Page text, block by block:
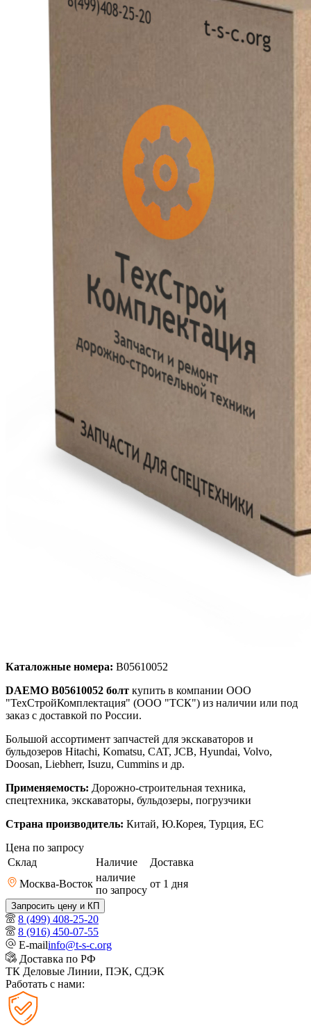
Каталожные номера: B05610052
DAEMO B05610052 болт купить в компании ООО
"ТехСтройКомплектация" (ООО "ТСК") из наличии или под
заказ с доставкой по России.
Большой ассортимент запчастей для экскаваторов и
бульдозеров Hitachi, Komatsu, CAT, JCB, Hyundai, Volvo,
Doosan, Liebherr, Isuzu, Cummins и др.
Применяемость: Дорожно-строительная техника,
спецтехника, экскаваторы, бульдозеры, погрузчики
Страна производитель: Китай, Ю.Корея, Турция, ЕС
Цена по запросу
Склад
Наличие
Доставка
Москва-Восток
наличие
по запросу
от 1 дня
Запросить цену и КП
8 (499) 408-25-20
8 (916) 450-07-55
E-mailinfo@t-s-c.org
Доставка по РФ
ТК Деловые Линии, ПЭК, СДЭК
Работать с нами: